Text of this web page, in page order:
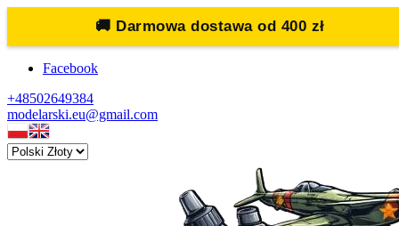
🚚 Darmowa dostawa od 400 zł
Facebook
+48502649384
modelarski.eu@gmail.com